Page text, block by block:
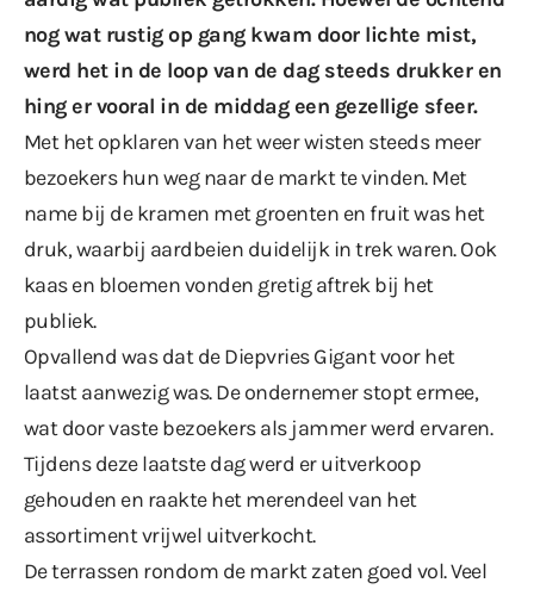
nog wat rustig op gang kwam door lichte mist,
werd het in de loop van de dag steeds drukker en
hing er vooral in de middag een gezellige sfeer.
Met het opklaren van het weer wisten steeds meer
bezoekers hun weg naar de markt te vinden. Met
name bij de kramen met groenten en fruit was het
druk, waarbij aardbeien duidelijk in trek waren. Ook
kaas en bloemen vonden gretig aftrek bij het
publiek.
Opvallend was dat de Diepvries Gigant voor het
laatst aanwezig was. De ondernemer stopt ermee,
wat door vaste bezoekers als jammer werd ervaren.
Tijdens deze laatste dag werd er uitverkoop
gehouden en raakte het merendeel van het
assortiment vrijwel uitverkocht.
De terrassen rondom de markt zaten goed vol. Veel